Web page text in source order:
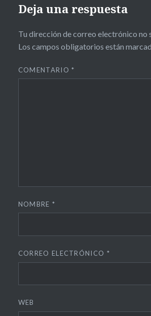
Deja una respuesta
Tu dirección de correo electrónico no
Los campos obligatorios están
COMENTARIO*
NOMBRE *
CORREO ELECTRÓNICO *
WEB